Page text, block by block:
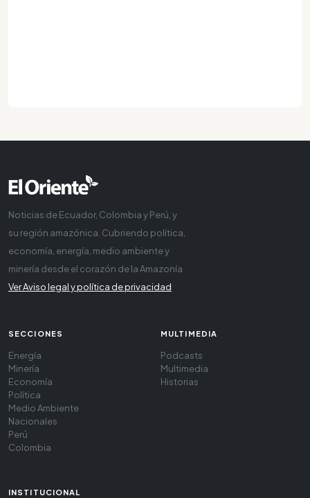
Noticias de Ecuador, Colombia y Perú, y
su región amazónica. Cubriendo política,
economía, energía, medio ambiente y
minería desde el corazón de la Amazonía
Ver Aviso legal y política de privacidad
SECCIONES
Energía
Minería
Economía
Política
Medio Ambiente
Nacionales
Perú
Colombia
MULTIMEDIA
Podcasts
Multimedia
Historias
INSTITUCIONAL